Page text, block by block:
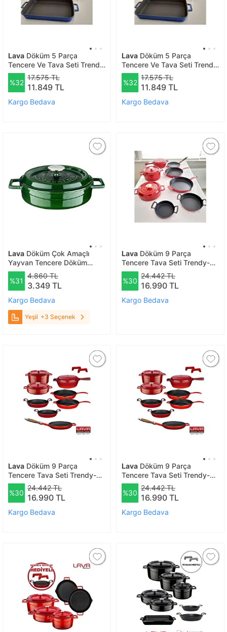
Lava Döküm 5 Parça
Tencere Ve Tava Seti Trendy
Silikon Kulp Hediyeli-
finalonline - Kırmızı
%32
17.575 TL
11.849 TL
Kargo Bedava
Lava Döküm 5 Parça
Tencere Ve Tava Seti Trendy
Silikon Kulp Hediyeli-
finalonline - Mavi
%32
17.575 TL
11.849 TL
Kargo Bedava
Lava Döküm Çok Amaçlı
Yayvan Tencere Döküm
Demir Yekpare Kulplu
Premium Serisi Çap(ø)24cm.
Yeşil
%31
4.860 TL
3.349 TL
Kargo Bedava
Yeşil +3 Seçenek
Lava Döküm 9 Parça
Tencere Tava Seti Trendy-
finalonline- Yeşil
%30
24.442 TL
16.990 TL
Kargo Bedava
Lava Döküm 9 Parça
Tencere Tava Seti Trendy-
finalonline - Siyah
%30
24.442 TL
16.990 TL
Kargo Bedava
Lava Döküm 9 Parça
Tencere Tava Seti Trendy-
finalonline- Turuncu
%30
24.442 TL
16.990 TL
Kargo Bedava